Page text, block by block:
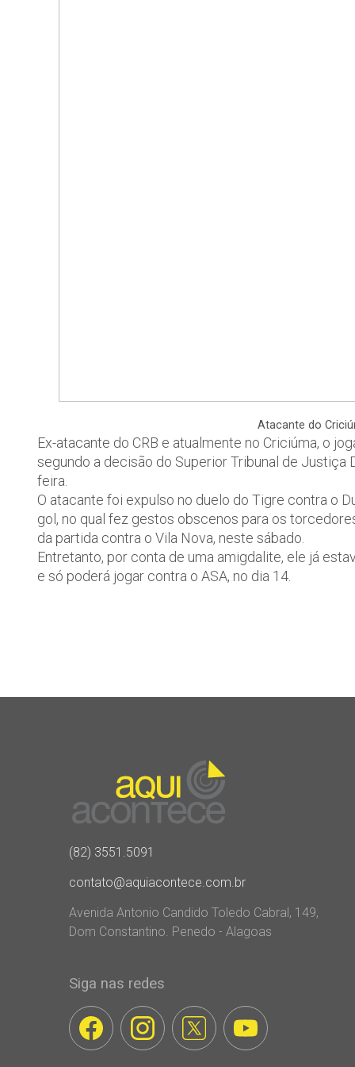
Atacante do
Ex-atacante do CRB e atualmente no Criciúma, o
segundo a decisão do Superior Tribunal de
feira.
O atacante foi expulso no duelo do Tigre contra o
gol, no qual fez gestos obscenos para os
da partida contra o Vila Nova, neste sábado.
Entretanto, por conta de uma amigdalite, ele já
e só poderá jogar contra o ASA, no dia 14.
(82) 3551.5091
contato@aquiacontece.com.br
Avenida Antonio Candido Toledo Cabral, 149,
Dom Constantino. Penedo - Alagoas
Siga nas redes